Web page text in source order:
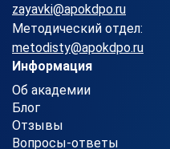
zayavki@apokdpo.ru
Методический отдел:
metodisty@apokdpo.ru
Информация
Об академии
Блог
Отзывы
Вопросы-ответы